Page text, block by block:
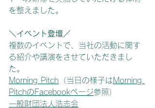
を整えました。
＼イベント登壇／
複数のイベントで、当社の活動に関す
る紹介や講演をさせていただきまし
た。
Morning Pitch （当日の様子はMorning
PitchのFacebookページ参照）
一般財団法人浩志会